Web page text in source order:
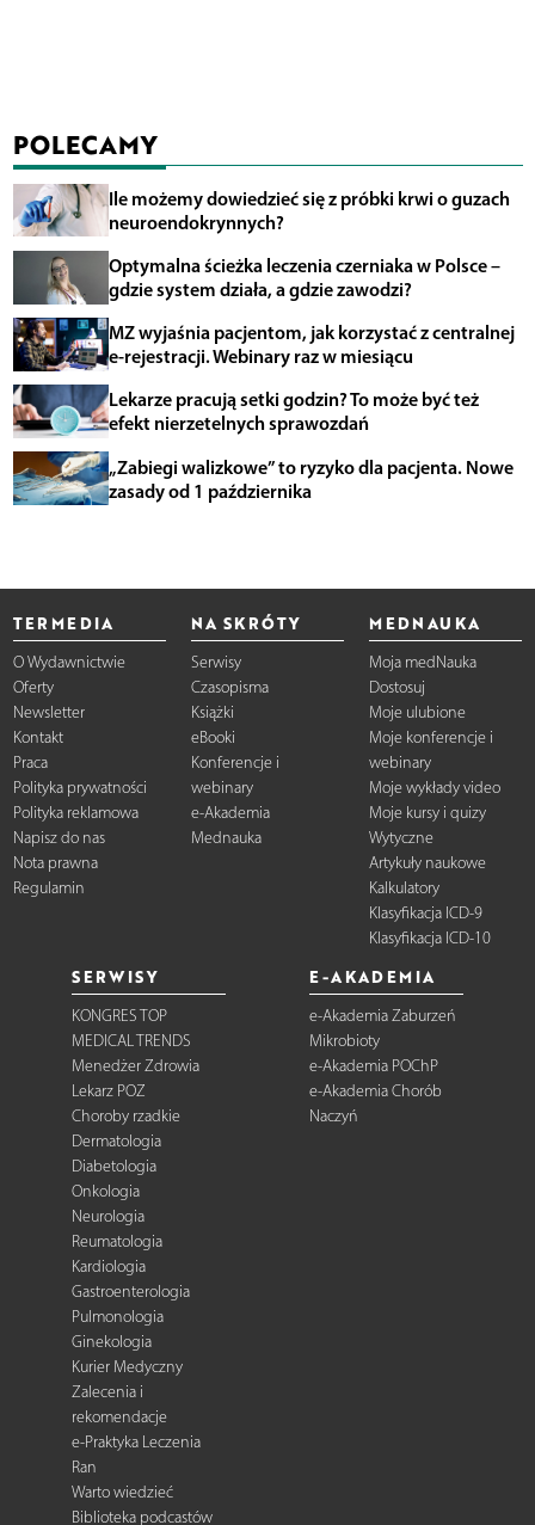
POLECAMY
Ile możemy dowiedzieć się z próbki krwi o guzach
neuroendokrynnych?
Optymalna ścieżka leczenia czerniaka w Polsce –
gdzie system działa, a gdzie zawodzi?
MZ wyjaśnia pacjentom, jak korzystać z centralnej
e-rejestracji. Webinary raz w miesiącu
Lekarze pracują setki godzin? To może być też
efekt nierzetelnych sprawozdań
„Zabiegi walizkowe” to ryzyko dla pacjenta. Nowe
zasady od 1 października
TERMEDIA
O Wydawnictwie
Oferty
Newsletter
Kontakt
Praca
Polityka prywatności
Polityka reklamowa
Napisz do nas
Nota prawna
Regulamin
NA SKRÓTY
Serwisy
Czasopisma
Książki
eBooki
Konferencje i
webinary
e-Akademia
Mednauka
MEDNAUKA
Moja medNauka
Dostosuj
Moje ulubione
Moje konferencje i
webinary
Moje wykłady video
Moje kursy i quizy
Wytyczne
Artykuły naukowe
Kalkulatory
Klasyfikacja ICD-9
Klasyfikacja ICD-10
SERWISY
KONGRES TOP
MEDICAL TRENDS
Menedżer Zdrowia
Lekarz POZ
Choroby rzadkie
Dermatologia
Diabetologia
Onkologia
Neurologia
Reumatologia
Kardiologia
Gastroenterologia
Pulmonologia
Ginekologia
Kurier Medyczny
Zalecenia i
rekomendacje
e-Praktyka Leczenia
Ran
Warto wiedzieć
Biblioteka podcastów
E-AKADEMIA
e-Akademia Zaburzeń
Mikrobioty
e-Akademia POChP
e-Akademia Chorób
Naczyń